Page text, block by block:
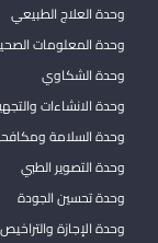
وحدة العلاج الطبيعي
وحدة المعلومات
وحدة الشكاوي
وحدة الانشاءات
وحدة السلامة
وحدة التصوير الطبي
وحدة تحسين الجودة
وحدة الإجازة والتراخيص